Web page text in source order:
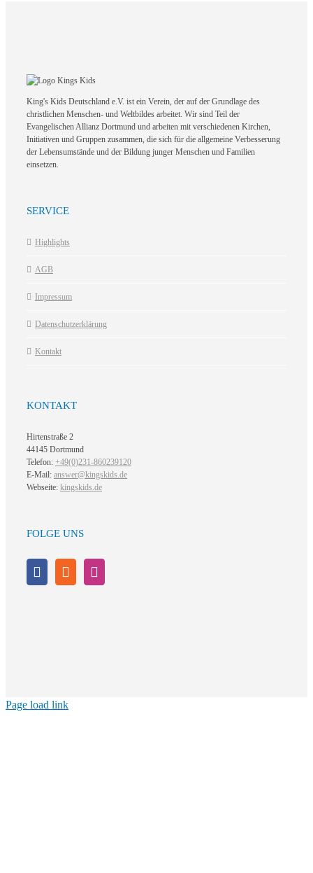
King's Kids Deutschland e.V. ist ein Verein, der auf der Grundlage des
christlichen Menschen- und Weltbildes arbeitet. Wir sind Teil der
Evangelischen Allianz Dortmund und arbeiten mit verschiedenen Kirchen,
Initiativen und Gruppen zusammen, die sich für die allgemeine Verbesserung
der Lebensumstände und der Bildung junger Menschen und Familien
einsetzen.
SERVICE
Highlights
AGB
Impressum
Datenschutzerklärung
Kontakt
KONTAKT
Hirtenstraße 2
44145 Dortmund
Telefon: +49(0)231-860239120
E-Mail: answer@kingskids.de
Webseite: kingskids.de
FOLGE UNS
Page load link